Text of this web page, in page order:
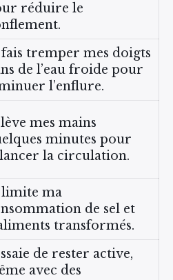
réduire le
fais tremper mes doigts
de l’eau froide pour
l’enflure.
mes mains
minutes pour
la circulation.
limite ma
de sel et
transformés.
de rester active,
avec des